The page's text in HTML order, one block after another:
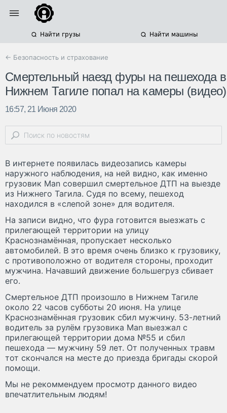
Найти грузы Найти машины
← Безопасность и страхование
Смертельный наезд фуры на пешехода в
Нижнем Тагиле попал на камеры (видео)
16:57, 21 Июня 2020
В интернете появилась видеозапись камеры
наружного наблюдения, на ней видно, как именно
грузовик Man совершил смертельное ДТП на выезде
из Нижнего Тагила. Судя по всему, пешеход
находился в «слепой зоне» для водителя.
На записи видно, что фура готовится выезжать с
прилегающей территории на улицу
Краснознамённая, пропускает несколько
автомобилей. В это время очень близко к грузовику,
с противоположно от водителя стороны, проходит
мужчина. Начавший движение большегруз сбивает
его.
Смертельное ДТП произошло в Нижнем Тагиле
около 22 часов субботы 20 июня. На улице
Краснознамённая грузовик сбил мужчину. 53-летний
водитель за рулём грузовика Man выезжал с
прилегающей территории дома №55 и сбил
пешехода — мужчину 59 лет. От полученных травм
тот скончался на месте до приезда бригады скорой
помощи.
Мы не рекоммендуем просмотр данного видео
впечатлительным людям!